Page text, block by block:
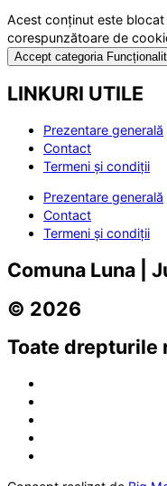
Acest conținut este
corespunzătoare de
Accept categoria
LINKURI UTILE
Prezentare generală
Contact
Termeni și condiții
Prezentare generală
Contact
Termeni și condiții
Comuna Luna |
© 2026
Toate drepturile